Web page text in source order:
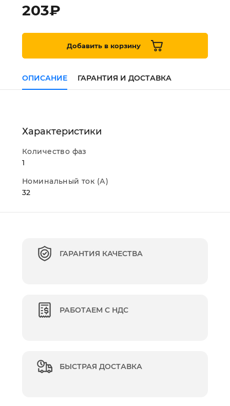
203₽
Добавить в корзину
ОПИСАНИЕ ГАРАНТИЯ И ДОСТАВКА
Характеристики
Количество фаз
1
Номинальный ток (А)
32
ГАРАНТИЯ КАЧЕСТВА
РАБОТАЕМ С НДС
БЫСТРАЯ ДОСТАВКА